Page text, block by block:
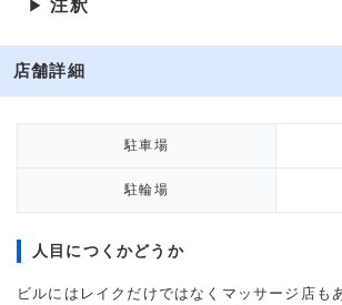
▶ 注釈
店舗詳細
駐車場
駐輪場
人目につくかどうか
ビルにはレイクだけではなくマッサージ店も